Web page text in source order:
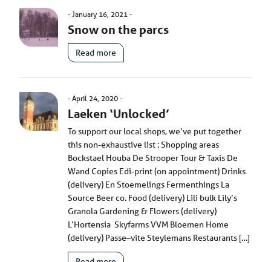
January 16, 2021
Snow on the parcs
Read more
April 24, 2020
Laeken ‘Unlocked’
To support our local shops, we’ve put together
this non-exhaustive list : Shopping areas
Bockstael Houba De Strooper Tour & Taxis De
Wand Copies Edi-print (on appointment) Drinks
(delivery) En Stoemelings Fermenthings La
Source Beer co. Food (delivery) Lili bulk Lily’s
Granola Gardening & Flowers (delivery)
L’Hortensia Skyfarms VVM Bloemen Home
(delivery) Passe–vite Steylemans Restaurants […]